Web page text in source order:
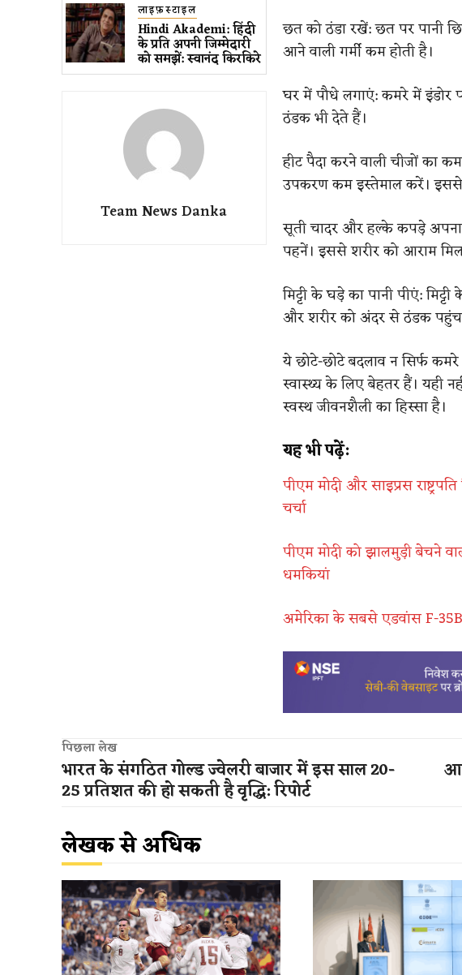
लाइफ़स्टाइल
Hindi Akademi: हिंदी
के प्रति अपनी जिम्मेदारी
को समझें: स्वानंद किरकिरे
Team News Danka
छत को ठंडा रखें: छत पर पानी
आने वाली गर्मी कम होती है।
घर में पौधे लगाएं: कमरे में इंडोर
ठंडक भी देते हैं।
हीट पैदा करने वाली चीजों का
उपकरण कम इस्तेमाल करें। इससे
सूती चादर और हल्के कपड़े
पहनें। इससे शरीर को आराम
मिट्टी के घड़े का पानी पीएं:
और शरीर को अंदर से ठंडक
ये छोटे-छोटे बदलाव न सिर्फ
स्वास्थ्य के लिए बेहतर हैं। यही
स्वस्थ जीवनशैली का हिस्सा है।
यह भी पढ़ें:
पीएम मोदी और साइप्रस
चर्चा
पीएम मोदी को झालमुड़ी बेचने
धमकियां
अमेरिका के सबसे एडवांस F-35B
पिछला लेख
भारत के संगठित गोल्ड ज्वेलरी बाजार में इस साल 20-
25 प्रतिशत की हो सकती है वृद्धि: रिपोर्ट
लेखक से अधिक